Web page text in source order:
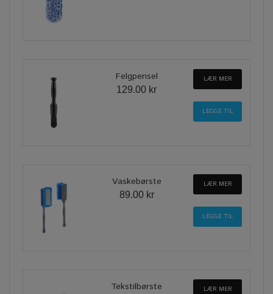
Felgpensel
129.00 kr
LÆR MER
Vaskebørste
89.00 kr
LÆR MER
Tekstilbørste LÆR MER